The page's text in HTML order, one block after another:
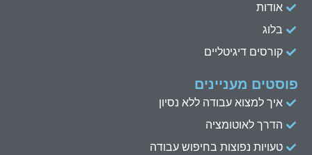
אודות
בלוג
קורסים דיגיטליים
פוסטים מעניינים
איך למצוא עבודה ללא נסיון
הדרך לאוטומציה
טעויות נפוצות בחיפוש עבודה